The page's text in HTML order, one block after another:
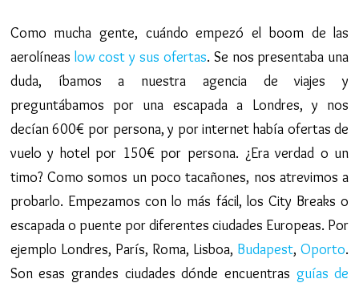
Como mucha gente, cuándo empezó el boom de las
aerolíneas low cost y sus ofertas. Se nos presentaba una
duda, íbamos a nuestra agencia de viajes y
preguntábamos por una escapada a Londres, y nos
decían 600€ por persona, y por internet había ofertas de
vuelo y hotel por 150€ por persona. ¿Era verdad o un
timo? Como somos un poco tacañones, nos atrevimos a
probarlo. Empezamos con lo más fácil, los City Breaks o
escapada o puente por diferentes ciudades Europeas. Por
ejemplo Londres, París, Roma, Lisboa, Budapest,Oporto.
Son esas grandes ciudades dónde encuentras guías de